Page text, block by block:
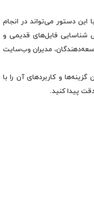
این دستور می‌تواند در انجام
شناسایی فایل‌های قدیمی و
مدیران وب‌سایت
و کاربردهای آن را با
پیدا کنید.